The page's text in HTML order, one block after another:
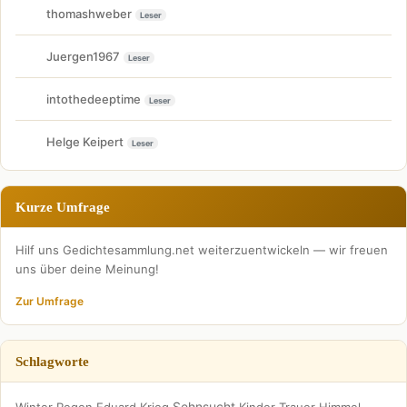
thomashweber Leser
Juergen1967 Leser
intothedeeptime Leser
Helge Keipert Leser
Kurze Umfrage
Hilf uns Gedichtesammlung.net weiterzuentwickeln — wir freuen
uns über deine Meinung!
Zur Umfrage
Schlagworte